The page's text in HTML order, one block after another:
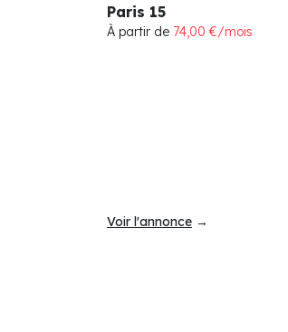
Paris 15
À partir de 74,00 €/mois
Voir l'annonce →